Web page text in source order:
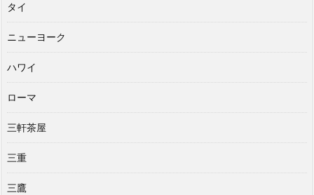
タイ
ニューヨーク
ハワイ
ローマ
三軒茶屋
三重
三鷹